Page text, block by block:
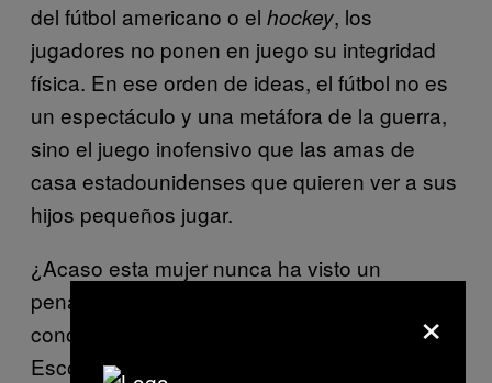
del fútbol americano o el hockey, los
jugadores no ponen en juego su integridad
física. En ese orden de ideas, el fútbol no es
un espectáculo y una metáfora de la guerra,
sino el juego inofensivo que las amas de
casa estadounidenses que quieren ver a sus
hijos pequeños jugar.
¿Acaso esta mujer nunca ha visto un
penalty? Seguramente Coulter tampoco
conoce la historia del autogol de Andrés
Escobar ni la del cabezazo de Zinedine
×